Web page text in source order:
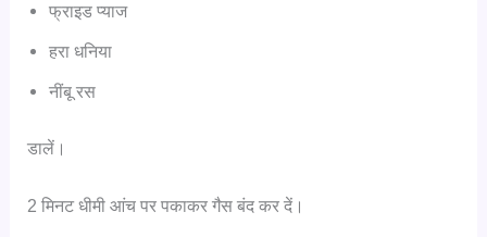
फ्राइड प्याज
हरा धनिया
नींबू रस
डालें।
2 मिनट धीमी आंच पर पकाकर गैस बंद कर दें।